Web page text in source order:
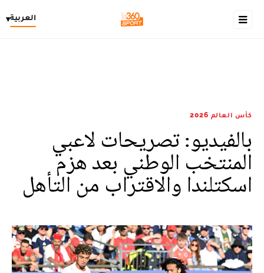
العربية▾
كأس العالم 2026
بالفيديو: تصريحات لاعبي
المنتخب الوطني بعد هزم
اسكتلندا والاقتراب من التأهل